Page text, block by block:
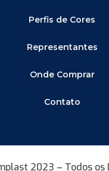
Perfis de Cores
Representantes
Onde Comprar
Contato
2023 – Todos os